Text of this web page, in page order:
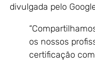
divulgada pelo
os nossos
certificação